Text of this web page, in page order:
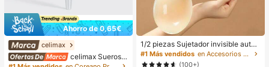
Ahorro de 0,65€
celimax
celimax Sueros y
tratamiento facial
1/2 piezas Sujetador invisible autoa
dhesivo de silicona sin tirantes para
mujeres, adecuado para vestidos d
#1 Más vendidos
en Accesorios antideslizantes para ropa
(100+)